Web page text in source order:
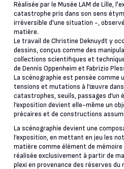
Réalisée par le Musée LAM de Lille,
catastrophe pris dans son sens
irréversible d'une situation -,
matière.
Le travail de Christine Deknuydt y
dessins, conçus comme des
collections scientifiques et
de Dennis Oppenheim et Fabrizio
La scénographie est pensée comme
tensions et mutations à l’œuvre
catastrophes, seuils, passages d’un
l’exposition devient elle-même un
précaires et de constructions
La scénographie devient une
l’exposition, en mettant en jeu les
matière comme élément de mémoire
réalisée exclusivement à partir de
plexi en provenance des réserves